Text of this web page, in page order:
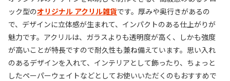
ック型のオリジナル アクリル雑貨です。厚みや奥行きがあるの
で、デザインに立体感が生まれて、インパクトのある仕上がりが
魅力です。アクリルは、ガラスよりも透明度が高く、しかも強度
が高いことが特長ですので耐久性も兼ね備えています。思い入れ
のあるデザインを入れて、インテリアとして飾ったり、ちょっと
したペーパーウェイトなどとしてお使いいただくのもおすすめで